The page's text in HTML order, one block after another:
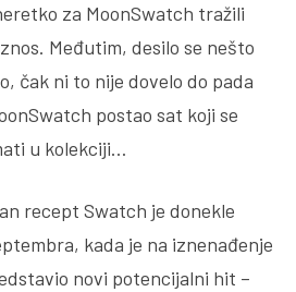
za MoonSwatch tražili
Međutim, desilo se nešto
čak ni to nije dovelo do pada
postao sat koji se
u kolekciji…
recept Swatch je donekle
kada je na iznenađenje
novi potencijalni hit –